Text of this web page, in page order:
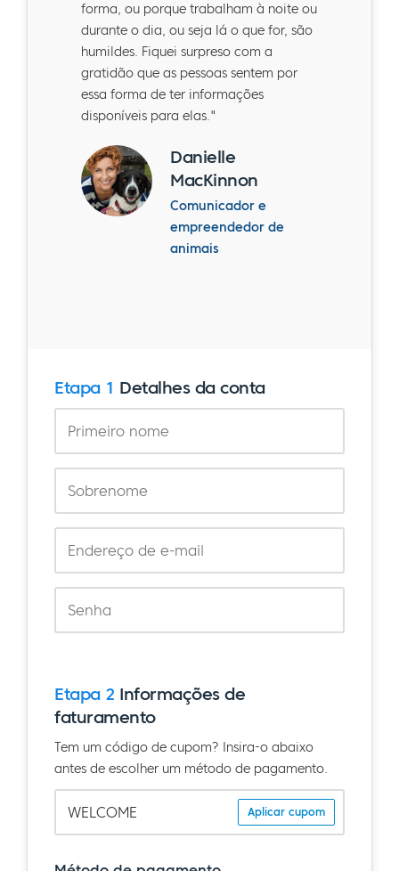
forma, ou porque trabalham à noite ou
durante o dia, ou seja lá o que for, são
humildes. Fiquei surpreso com a
gratidão que as pessoas sentem por
essa forma de ter informações
disponíveis para elas."
Danielle
MacKinnon
Comunicador e
empreendedor de
animais
Etapa 1 Detalhes da conta
Etapa 2 Informações de
faturamento
Tem um código de cupom? Insira-o abaixo
antes de escolher um método de pagamento.
Aplicar cupom